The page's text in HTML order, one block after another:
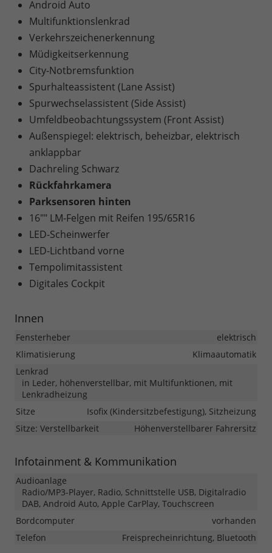
Android Auto
Multifunktionslenkrad
Verkehrszeichenerkennung
Müdigkeitserkennung
City-Notbremsfunktion
Spurhalteassistent (Lane Assist)
Spurwechselassistent (Side Assist)
Umfeldbeobachtungssystem (Front Assist)
Außenspiegel: elektrisch, beheizbar, elektrisch
anklappbar
Dachreling Schwarz
Rückfahrkamera
Parksensoren hinten
16"" LM-Felgen mit Reifen 195/65R16
LED-Scheinwerfer
LED-Lichtband vorne
Tempolimitassistent
Digitales Cockpit
Innen
Fensterheber
elektrisch
Klimatisierung
Klimaautomatik
Lenkrad
in Leder, höhenverstellbar, mit Multifunktionen, mit
Lenkradheizung
Sitze
Isofix (Kindersitzbefestigung), Sitzheizung
Sitze: Verstellbarkeit
Höhenverstellbarer Fahrersitz
Infotainment & Kommunikation
Audioanlage
Radio/MP3-Player, Radio, Schnittstelle USB, Digitalradio
DAB, Android Auto, Apple CarPlay, Touchscreen
Bordcomputer
vorhanden
Telefon
Freisprecheinrichtung, Bluetooth